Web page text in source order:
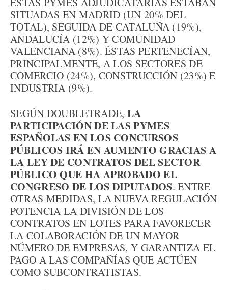
SITUADAS EN MADRID (UN 20% DEL
TOTAL), SEGUIDA DE CATALUÑA (19%),
ANDALUCÍA (12%) Y COMUNIDAD
VALENCIANA (8%). ÉSTAS PERTENECÍAN,
PRINCIPALMENTE, A LOS SECTORES DE
COMERCIO (24%), CONSTRUCCIÓN (23%) E
INDUSTRIA (9%).
SEGÚN DOUBLETRADE, LA
PARTICIPACIÓN DE LAS PYMES
ESPAÑOLAS EN LOS CONCURSOS
PÚBLICOS IRÁ EN AUMENTO GRACIAS A
LA LEY DE CONTRATOS DEL SECTOR
PÚBLICO QUE HA APROBADO EL
CONGRESO DE LOS DIPUTADOS. ENTRE
OTRAS MEDIDAS, LA NUEVA REGULACIÓN
POTENCIA LA DIVISIÓN DE LOS
CONTRATOS EN LOTES PARA FAVORECER
LA COLABORACIÓN DE UN MAYOR
NÚMERO DE EMPRESAS, Y GARANTIZA EL
PAGO A LAS COMPAÑÍAS QUE ACTÚEN
COMO SUBCONTRATISTAS.